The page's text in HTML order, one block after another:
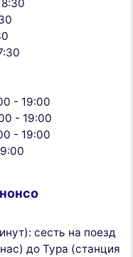
- 19:00
- 19:00
- 19:00
сесть на поезд
до Тура (станция